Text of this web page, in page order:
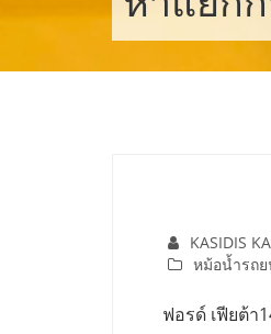
KASIDIS
หม้อน้ำรถ
ฟอรด์ เฟียต้า